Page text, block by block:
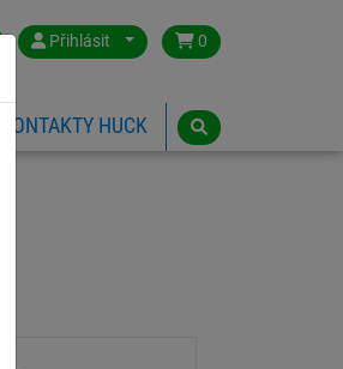
Přihlásit 0
KONTAKTY HUCK